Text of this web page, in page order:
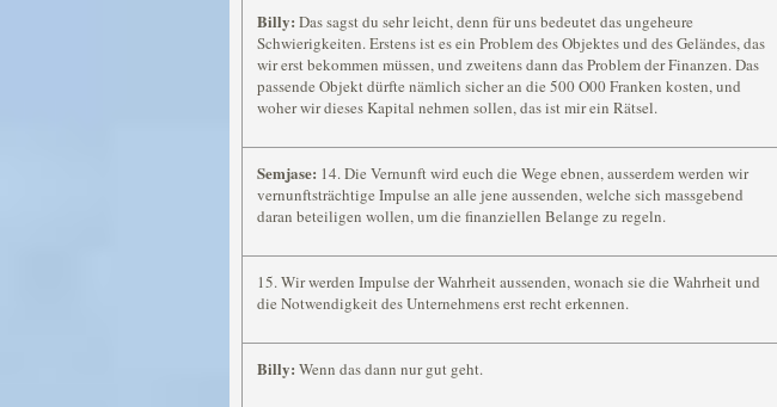
Billy: Das sagst du sehr leicht, denn für uns bedeutet das ungeheure
Schwierigkeiten. Erstens ist es ein Problem des Objektes und des Geländes, das
wir erst bekommen müssen, und zweitens dann das Problem der Finanzen. Das
passende Objekt dürfte nämlich sicher an die 500 O00 Franken kosten, und
woher wir dieses Kapital nehmen sollen, das ist mir ein Rätsel.
Semjase: 14. Die Vernunft wird euch die Wege ebnen, ausserdem werden wir
vernunftsträchtige Impulse an alle jene aussenden, welche sich massgebend
daran beteiligen wollen, um die finanziellen Belange zu regeln.
15. Wir werden Impulse der Wahrheit aussenden, wonach sie die Wahrheit und
die Notwendigkeit des Unternehmens erst recht erkennen.
Billy: Wenn das dann nur gut geht.